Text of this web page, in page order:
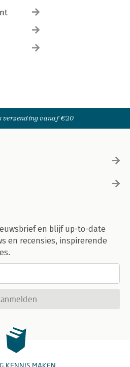
verzending vanaf €20
en blijf up-to-date
en recensies, inspirerende
KENNIS MAKEN